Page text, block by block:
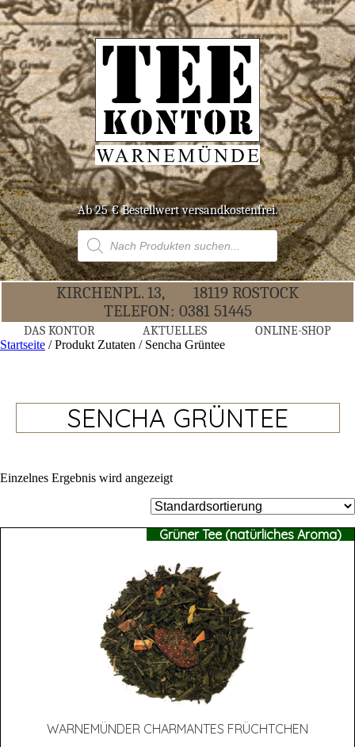
Ab 25 € Bestell­wert versandkostenfrei.
Products
search
KIR­CHEN­PL. 13,
18119 ROS­TOCK
TELE­FON: 0381 51445
DAS KON­TOR AKTU­EL­LES ONLINE-SHOP
Startseite / Produkt Zutaten / Sencha Grüntee
SENCHA GRÜNTEE
Einzelnes Ergebnis wird angezeigt
Grüner Tee (natürliches Aroma)
WAR­NE­MÜN­DER CHAR­MAN­TES FRÜCHTCHEN